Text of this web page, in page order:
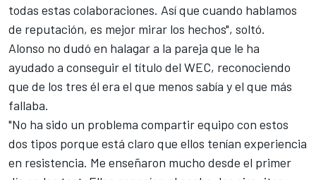
todas estas colaboraciones. Así que cuando hablamos
de reputación, es mejor mirar los hechos", soltó.
Alonso no dudó en halagar a la pareja que le ha
ayudado a conseguir el título del WEC, reconociendo
que de los tres él era el que menos sabía y el que más
fallaba.
"No ha sido un problema compartir equipo con estos
dos tipos porque está claro que ellos tenían experiencia
en resistencia. Me enseñaron mucho desde el primer